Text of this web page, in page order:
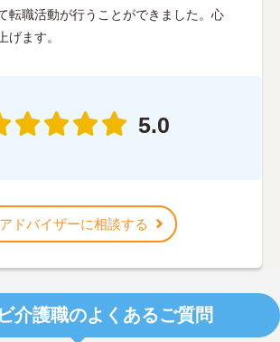
転職活動が行うことができました。心
げます。
5.0
アドバイザーに相談する
介護職のよくあるご質問